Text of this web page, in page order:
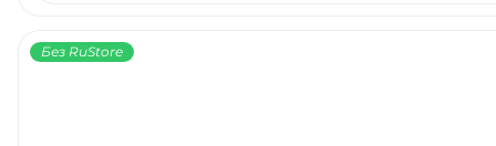
Без RuStore